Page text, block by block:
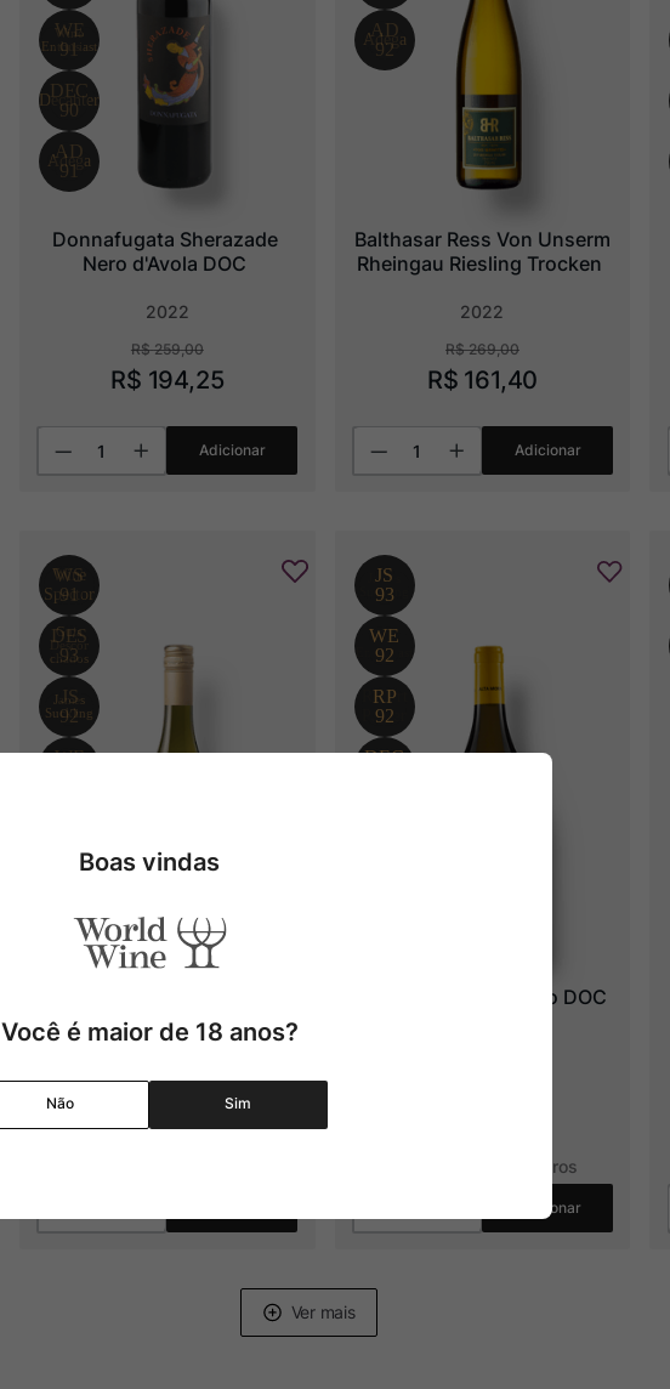
Donnafugata Sherazade
Nero d'Avola DOC
2022
R$ 259,00
R$ 194,25
Adicionar
Balthasar Ress Von Unserm
Rheingau Riesling Trocken
2022
R$ 269,00
R$ 161,40
Adicionar
R$ 192,00
Alta Mora Etna Bianco DOC
sem juros
Adicionar
Boas vindas
Você é maior de 18 anos?
Não Sim